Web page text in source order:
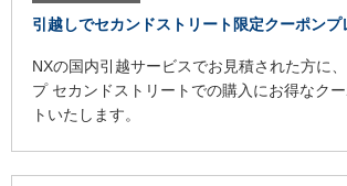
引越しでセカンドストリート限定クーポンプ
NXの国内引越サービスでお見積された方に
プ セカンドストリートでの購入にお得なク
トいたします。